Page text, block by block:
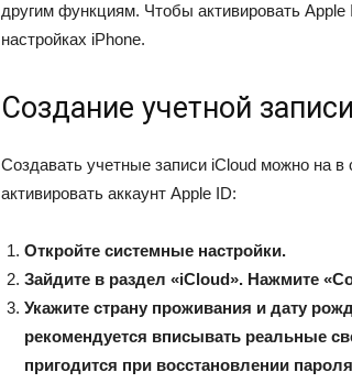
другим функциям. Чтобы активировать
настройках iPhone.
Создание учетной
Создавать учетные записи iCloud можно на
активировать аккаунт Apple ID:
Откройте системные настройки.
Зайдите в раздел «iCloud». Нажмите
Укажите страну проживания и дату
рекомендуется вписывать реальные
пригодится при восстановлении